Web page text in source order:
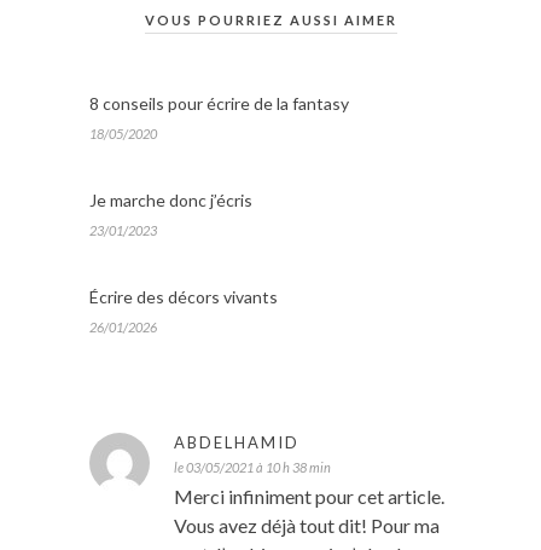
VOUS POURRIEZ AUSSI AIMER
8 conseils pour écrire de la fantasy
18/05/2020
Je marche donc j’écris
23/01/2023
Écrire des décors vivants
26/01/2026
ABDELHAMID
le 03/05/2021 à 10 h 38 min
Merci infiniment pour cet article.
Vous avez déjà tout dit! Pour ma